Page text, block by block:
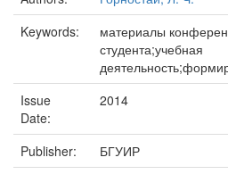
Keywords:
материалы
студента;учебная
Issue
Date:
2014
Publisher:
БГУИР